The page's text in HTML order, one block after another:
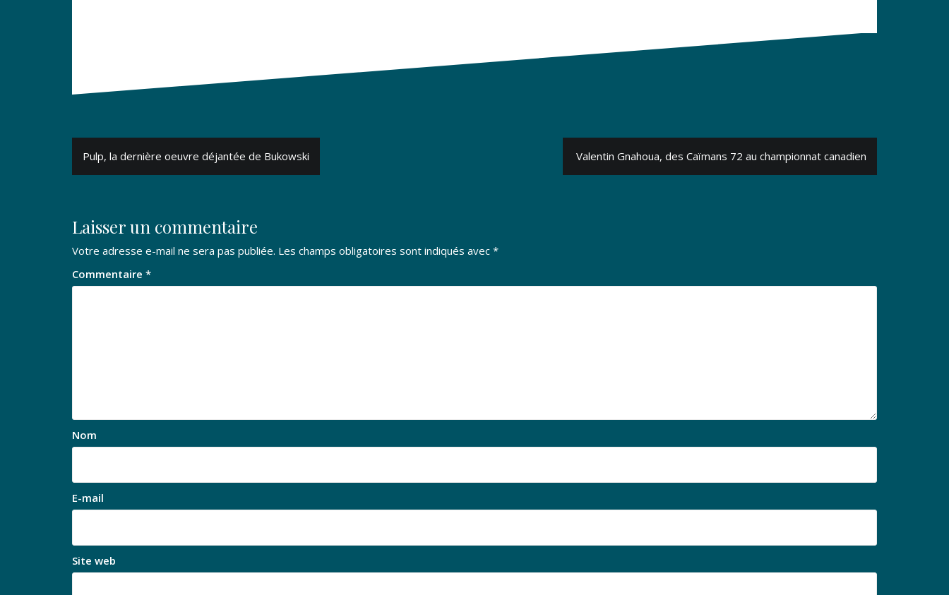
Navigation
de
Pulp, la dernière oeuvre déjantée de Bukowski Valentin Gnahoua, des Caïmans 72 au championnat canadien
Laisser un commentaire
Votre adresse e-mail ne sera pas publiée. Les champs obligatoires sont indiqués avec *
Commentaire *
Nom
E-mail
Site web